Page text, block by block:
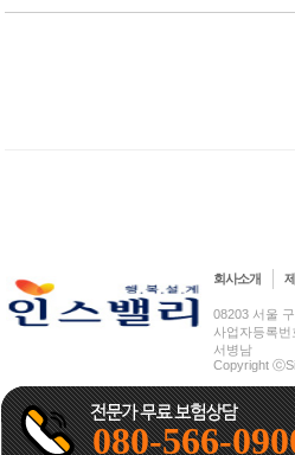
회사소개
08203 서울
사업자등록
서병남
Copyright
080-566-